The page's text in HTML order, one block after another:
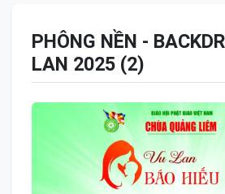
PHÔNG NỀN -
LAN 2025 (2)